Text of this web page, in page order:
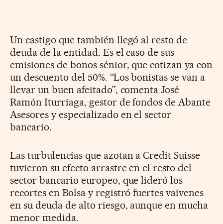
Un castigo que también llegó al resto de
deuda de la entidad. Es el caso de sus
emisiones de bonos sénior, que cotizan ya con
un descuento del 50%. “Los bonistas se van a
llevar un buen afeitado”, comenta José
Ramón Iturriaga, gestor de fondos de Abante
Asesores y especializado en el sector
bancario.
Las turbulencias que azotan a Credit Suisse
tuvieron su efecto arrastre en el resto del
sector bancario europeo, que lideró los
recortes en Bolsa y registró fuertes vaivenes
en su deuda de alto riesgo, aunque en mucha
menor medida.